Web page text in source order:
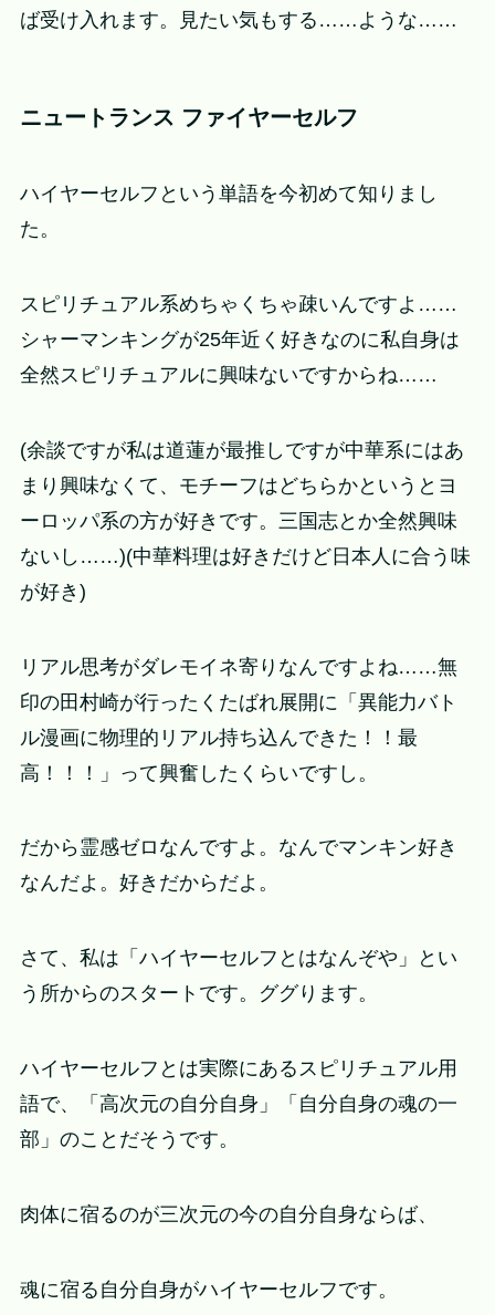
ば受け入れます。見たい気もする……ような……
ニュートランス ファイヤーセルフ
ハイヤーセルフという単語を今初めて知りまし
た。
スピリチュアル系めちゃくちゃ疎いんですよ……
シャーマンキングが25年近く好きなのに私自身は
全然スピリチュアルに興味ないですからね……
(余談ですが私は道蓮が最推しですが中華系にはあ
まり興味なくて、モチーフはどちらかというとヨ
ーロッパ系の方が好きです。三国志とか全然興味
ないし……)(中華料理は好きだけど日本人に合う味
が好き)
リアル思考がダレモイネ寄りなんですよね……無
印の田村崎が行ったくたばれ展開に「異能力バト
ル漫画に物理的リアル持ち込んできた！！最
高！！！」って興奮したくらいですし。
だから霊感ゼロなんですよ。なんでマンキン好き
なんだよ。好きだからだよ。
さて、私は「ハイヤーセルフとはなんぞや」とい
う所からのスタートです。ググります。
ハイヤーセルフとは実際にあるスピリチュアル用
語で、「高次元の自分自身」「自分自身の魂の一
部」のことだそうです。
肉体に宿るのが三次元の今の自分自身ならば、
魂に宿る自分自身がハイヤーセルフです。